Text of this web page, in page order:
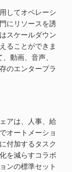
してオペレーシ
にリソースを誘
スケールダウン
ることができま
動画、音声、
のエンタープラ
アは、人事、給
オートメーショ
付加するタスク
を減らすコラボ
ンの標準セット